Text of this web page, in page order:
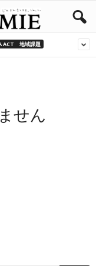
ACT 地域課題
せん